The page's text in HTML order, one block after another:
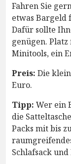
Fahren Sie
etwas Bargeld
Dafür sollte
genügen.
Minitools, ein
Preis: Die
Euro.
Tipp: Wer ein
die
Packs mit bis
Schlafsack